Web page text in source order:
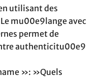
utilisant des
mu00e9lange avec
permet de
authenticitu00e9
»: »Quels